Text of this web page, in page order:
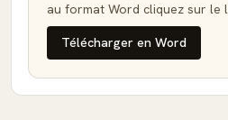
au format Word cliquez sur le
Télécharger en Word